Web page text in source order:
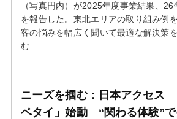
（写真円内）が2025年度事業結果、
を報告した。東北エリアの取り組み例
客の悩みを幅広く聞いて最適な解決策
む
ニーズを掴む：日本アクセス
ベタイ」始動 “関わる体験”